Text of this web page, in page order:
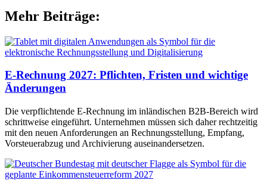
Mehr Beiträge:
E-Rechnung 2027: Pflichten, Fristen und wichtige
Änderungen
Die verpflichtende E-Rechnung im inländischen B2B-Bereich wird
schrittweise eingeführt. Unternehmen müssen sich daher rechtzeitig
mit den neuen Anforderungen an Rechnungsstellung, Empfang,
Vorsteuerabzug und Archivierung auseinandersetzen.